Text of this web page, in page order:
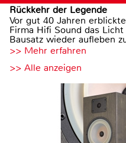
Rückkehr der Legende
Vor gut 40 Jahren
Firma Hifi Sound das
Bausatz wieder aufleben
>> Mehr erfahren
>> Alle anzeigen